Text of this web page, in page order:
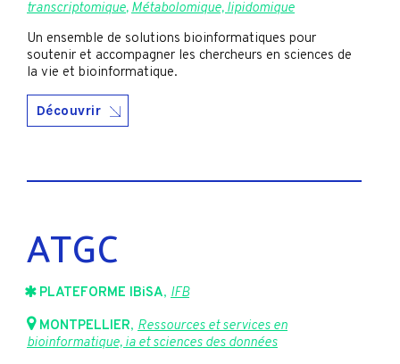
transcriptomique, Métabolomique, lipidomique
Un ensemble de solutions bioinformatiques pour
soutenir et accompagner les chercheurs en sciences de
la vie et bioinformatique.
Découvrir
ATGC
PLATEFORME IBiSA, IFB
MONTPELLIER, Ressources et services en
bioinformatique, ia et sciences des données